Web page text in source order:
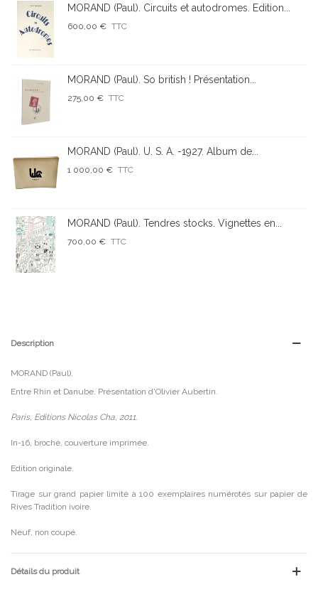
MORAND (Paul). Circuits et autodromes. Edition...
600,00 € TTC
MORAND (Paul). So british ! Présentation...
275,00 € TTC
MORAND (Paul). U. S. A. -1927. Album de...
1 000,00 € TTC
MORAND (Paul). Tendres stocks. Vignettes en...
700,00 € TTC
Description
MORAND (Paul).
Entre Rhin et Danube. Présentation d'Olivier Aubertin.
Paris, Editions Nicolas Cha, 2011.
In-16, broché, couverture imprimée.
Edition originale.
Tirage sur grand papier limité à 100 exemplaires numérotés sur papier de
Rives Tradition ivoire.
Neuf, non coupé.
Détails du produit